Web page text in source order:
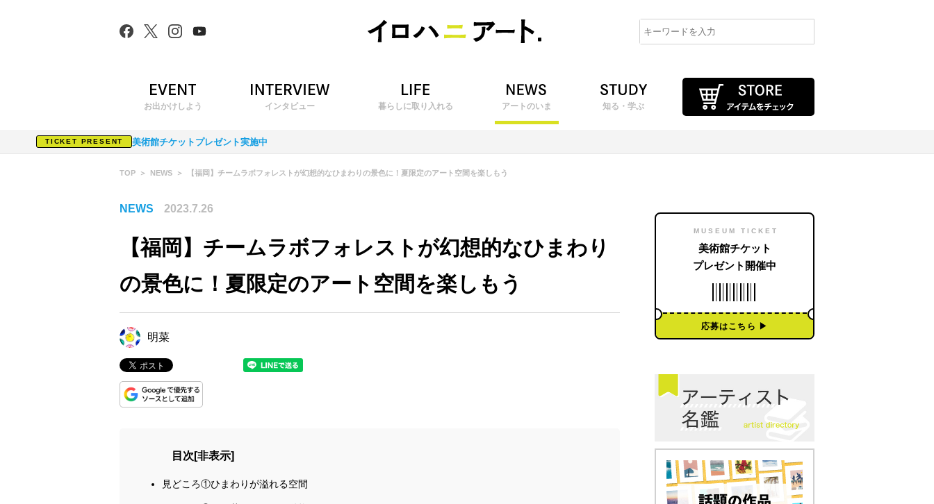
お出かけしよう インタビュー 暮らしに取り入れる アートのいま 知る・学ぶ
TICKET PRESENT 美術館チケットプレゼント実施中
TOP NEWS 【福岡】チームラボフォレストが幻想的なひまわりの景色に！夏限定のアート空間を楽しもう
NEWS 2023.7.26
【福岡】チームラボフォレストが幻想的なひまわり
の景色に！夏限定のアート空間を楽しもう
明菜
目次 [非表示]
見どころ①ひまわりが溢れる空間
MUSEUM TICKET
美術館チケット
プレゼント開催中
応募はこちら ▶︎